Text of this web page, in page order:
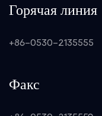
Горячая линия
+86-0530-2135555
Факс